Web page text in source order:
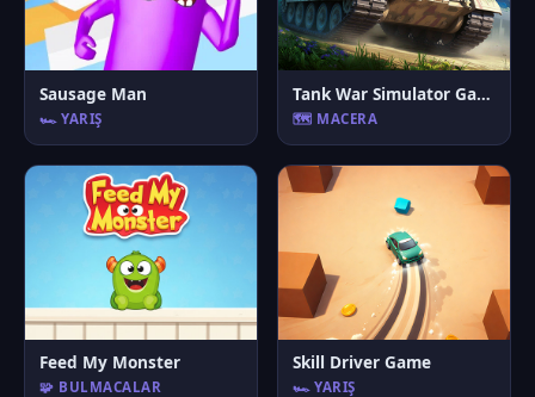
Sausage Man
🏎️ YARIŞ
Tank War Simulator Game
🗺️ MACERA
Feed My Monster
🧩 BULMACALAR
Skill Driver Game
🏎️ YARIŞ